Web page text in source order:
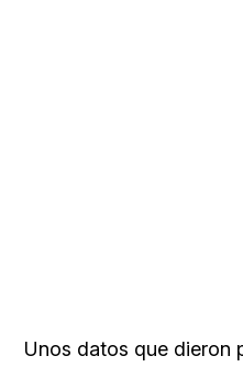
Unos datos que dieron